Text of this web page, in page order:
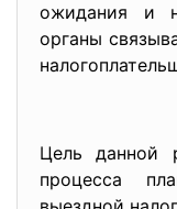
ожидания и
органы
Цель данной
процесса